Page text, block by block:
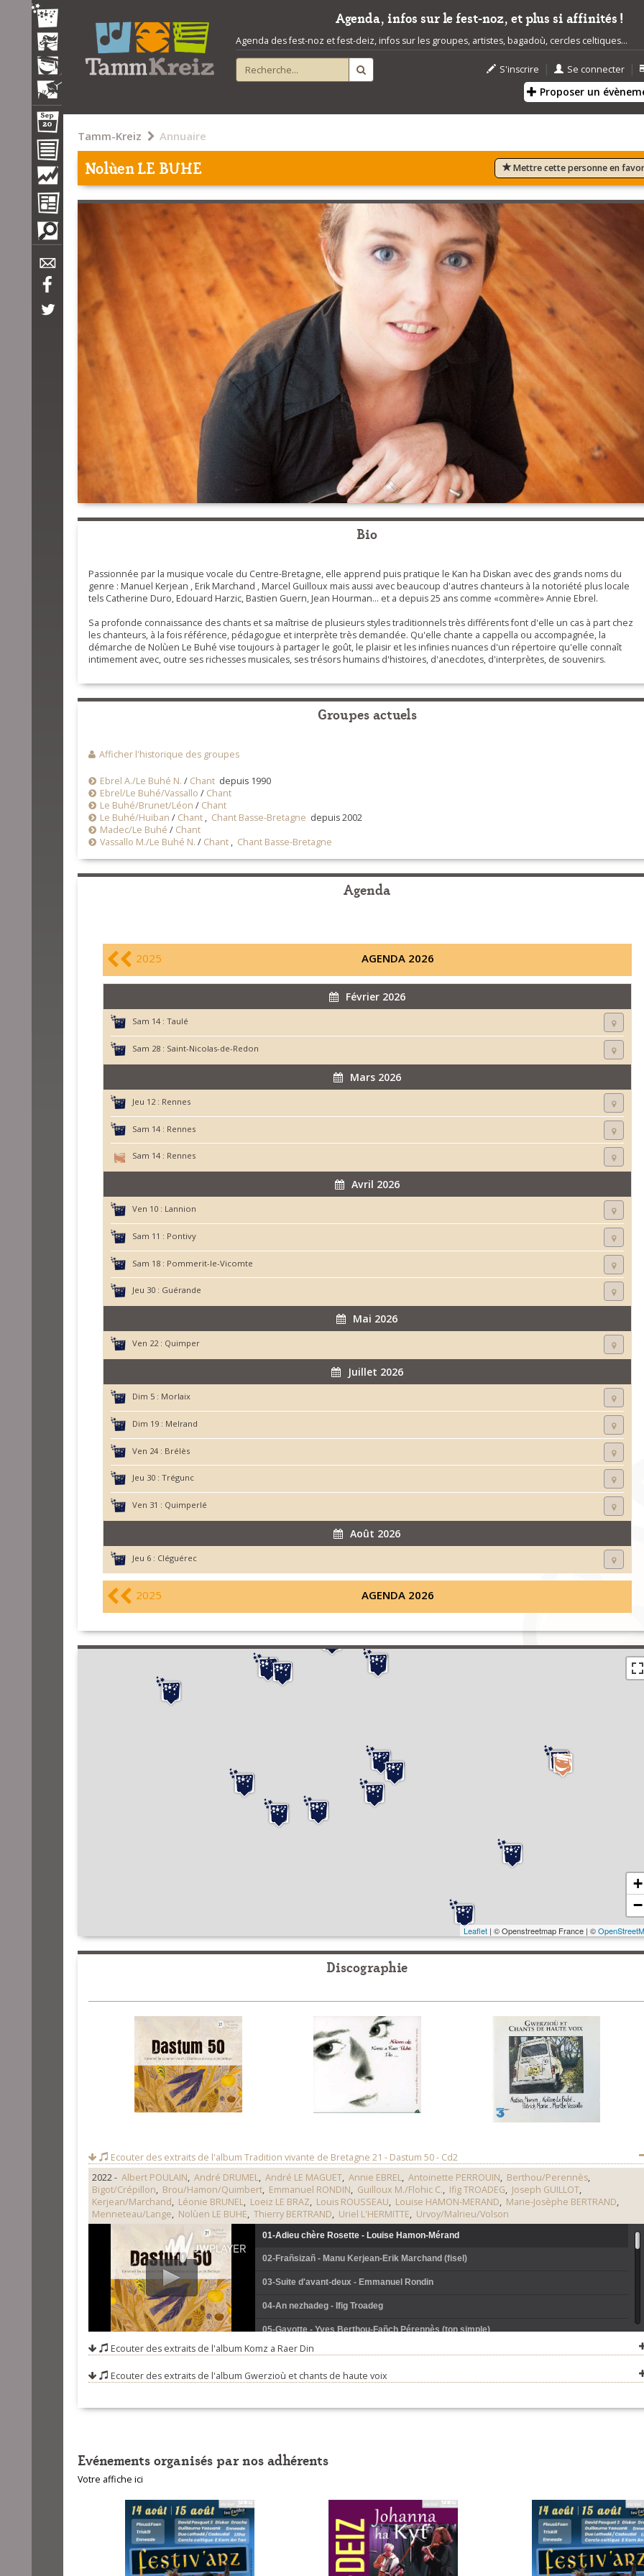
Agenda, infos sur le fest-noz, et plus si affinités !
Agenda des fest-noz et fest-deiz, infos sur les groupes, artistes, bagadoù, cercles celtiques...
S'inscrire | Se connecter |
Proposer un
Tamm-Kreiz Annuaire
Nolùen LE BUHE Mettre cette personne en
Bio
Passionnée par la musique vocale du Centre-Bretagne, elle apprend puis pratique le Kan ha Diskan avec des grands noms du
genre : Manuel Kerjean , Erik Marchand , Marcel Guilloux mais aussi avec beaucoup d'autres chanteurs à la notoriété plus locale
tels Catherine Duro, Edouard Harzic, Bastien Guern, Jean Hourman... et a depuis 25 ans comme «commère» Annie Ebrel.
Sa profonde connaissance des chants et sa maîtrise de plusieurs styles traditionnels très différents font d'elle un cas à part chez
les chanteurs, à la fois référence, pédagogue et interprète très demandée. Qu'elle chante a cappella ou accompagnée, la
démarche de Nolùen Le Buhé vise toujours à partager le goût, le plaisir et les infinies nuances d'un répertoire qu'elle connaît
intimement avec, outre ses richesses musicales, ses trésors humains d'histoires, d'anecdotes, d'interprètes, de souvenirs.
Groupes actuels
Afficher l'historique des groupes
Ebrel A./Le Buhé N. / Chantdepuis 1990
Ebrel/Le Buhé/Vassallo / Chant
Le Buhé/Brunet/Léon / Chant
Le Buhé/Huiban / Chant, Chant Basse-Bretagne depuis 2002
Madec/Le Buhé / Chant
Vassallo M./Le Buhé N. / Chant, Chant Basse-Bretagne
Agenda
2025 AGENDA 2026
Février 2026
Sam 14 : Taulé
Sam 28 : Saint-Nicolas-de-Redon
Mars 2026
Jeu 12 : Rennes
Sam 14 : Rennes
Sam 14 : Rennes
Avril 2026
Ven 10 : Lannion
Sam 11 : Pontivy
Sam 18 : Pommerit-le-Vicomte
Jeu 30 : Guérande
Mai 2026
Ven 22 : Quimper
Juillet 2026
Dim 5 : Morlaix
Dim 19 : Melrand
Ven 24 : Brélès
Jeu 30 : Trégunc
Ven 31 : Quimperlé
Août 2026
Jeu 6 : Cléguérec
2025 AGENDA 2026
+
−
Leaflet| © Openstreetmap France | ©
Discographie
Ecouter des extraits de l'album Tradition vivante de Bretagne 21 - Dastum 50 - Cd2
2022 - Albert POULAIN, André DRUMEL, André LE MAGUET, Annie EBREL, Antoinette PERROUIN, Berthou/Perennès,
Bigot/Crépillon, Brou/Hamon/Quimbert, Emmanuel RONDIN, Guilloux M./Flohic C., Ifig TROADEG, Joseph GUILLOT,
Kerjean/Marchand, Léonie BRUNEL, Loeiz LE BRAZ, Louis ROUSSEAU, Louise HAMON-MERAND, Marie-Josèphe BERTRAND,
Menneteau/Lange, Nolùen LE BUHE, Thierry BERTRAND, Uriel L'HERMITTE, Urvoy/Malrieu/Volson
01-Adieu chère Rosette - Louise Hamon-Mérand
02-Frañsizañ - Manu Kerjean-Erik Marchand (fisel)
03-Suite d'avant-deux - Emmanuel Rondin
04-An nezhadeg - Ifig Troadeg
05-Gavotte - Yves Berthou-Fañch Pérennès (ton simple)
06-Un petit tour à la ridée - Brou-Hamon-Quimbert (ridée)
07-Tonieu de gerhet - André Drumel (marche)
13-Hélas quelle tristesse - Thierry Bertrand
14-Al leanez wenn - Nolùen Le Buhé
15-Suite de gavottes pourlet - André Le Maguet
Ecouter des extraits de l'album Komz a Raer Din
Ecouter des extraits de l'album Gwerzioù et chants de haute voix
Evénements organisés par nos adhérents
Votre affiche ici